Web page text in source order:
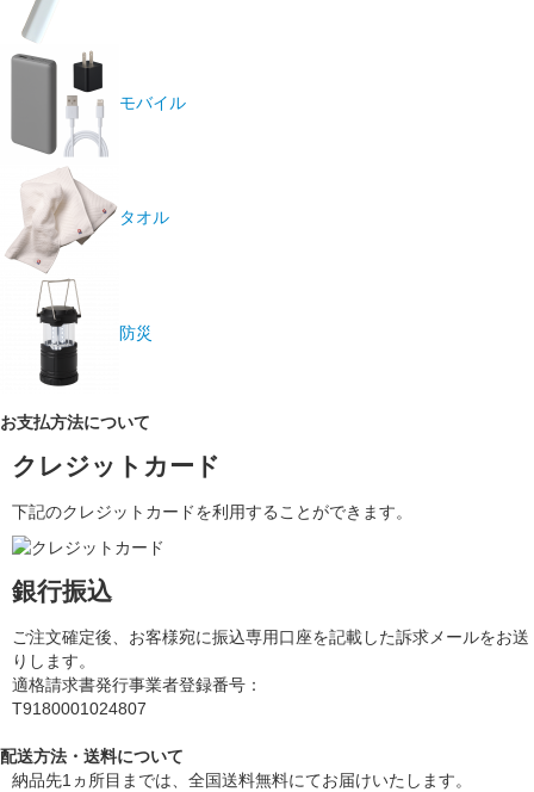
モバイル
タオル
防災
お支払方法について
クレジットカード
下記のクレジットカードを利用することができます。
銀行振込
ご注文確定後、お客様宛に振込専用口座を記載した訴求メールをお送
りします。
適格請求書発行事業者登録番号：
T9180001024807
配送方法・送料について
納品先1ヵ所目までは、全国送料無料にてお届けいたします。